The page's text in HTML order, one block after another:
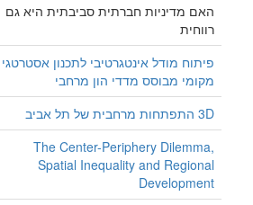
האם מדיניות חברתית סביבתית היא גם
רווחית
פיתוח מודל אינטגרטיבי לתכנון אסטרטגי
מקומי מבוסס מדדי הון מרחבי
3D התפתחות מרחבית של תל אביב
The Center-Periphery Dilemma,
Spatial Inequality and Regional
Development